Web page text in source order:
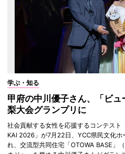
学ぶ・知る
甲府の中川優子さん、「ビ
梨大会グランプリに
社会貢献する女性を応援するコンテス
KAI 2026」が7月22日、YCC県民文化ホ
れ、交流型共同住宅「OTOWA BASE」